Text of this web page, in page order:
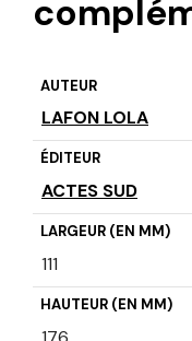
AUTEUR
LAFON LOLA
ÉDITEUR
ACTES SUD
LARGEUR (EN MM)
111
HAUTEUR (EN MM)